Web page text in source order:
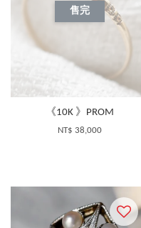
售完
《10K 》PROM
NT$ 38,000